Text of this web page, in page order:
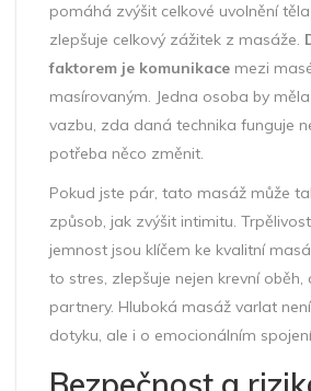
pomáhá zvýšit celkové uvolnění
zlepšuje celkový zážitek z masáže.
faktorem je komunikace mezi
masírovaným. Jedna osoba by
vazbu, zda daná technika funguje
potřeba něco změnit.
Pokud jste pár, tato masáž může
způsob, jak zvýšit intimitu.
jemnost jsou klíčem ke kvalitní
to stres, zlepšuje nejen krevní
partnery. Hluboká masáž varlat
dotyku, ale i o emocionálním